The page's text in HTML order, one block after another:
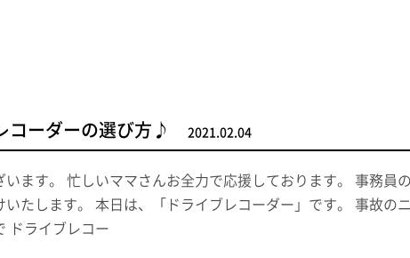
コーダーの選び方♪ 2021.02.04
います。 忙しいママさんお全力で応援しております。 事務
いたします。 本日は、「ドライブレコーダー」です。 事故
ドライブレコー